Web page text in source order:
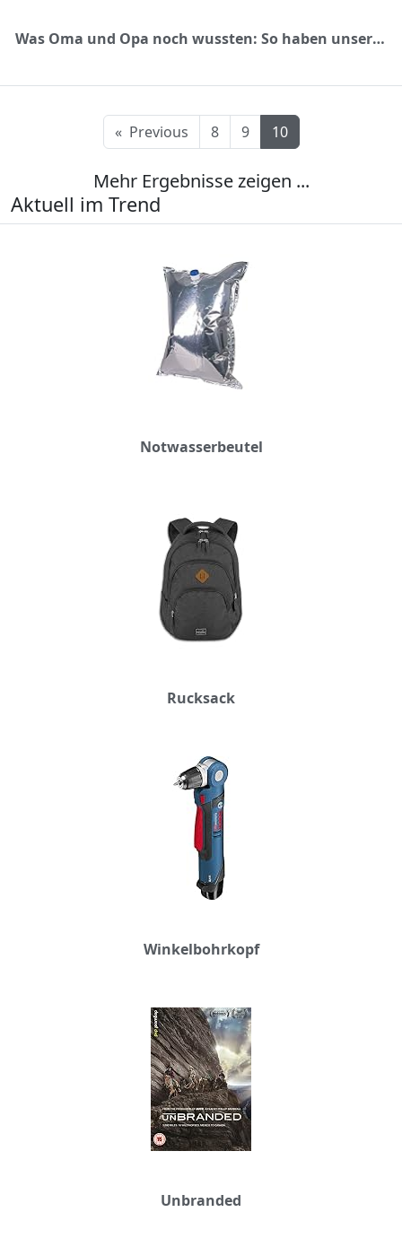
Was Oma und Opa noch wussten: So haben unsere Großeltern Krisenzeiten überlebt
« Previous 8 9 10
Mehr Ergebnisse zeigen ...
Aktuell im Trend
Notwasserbeutel
Rucksack
Winkelbohrkopf
Unbranded